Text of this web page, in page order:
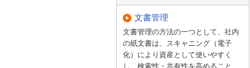
文書管理
文書管理の方法の一つとして、社内
の紙文書は、スキャニング（電子
化）により資産として使いやすく
し、検索性・共有性を高めること